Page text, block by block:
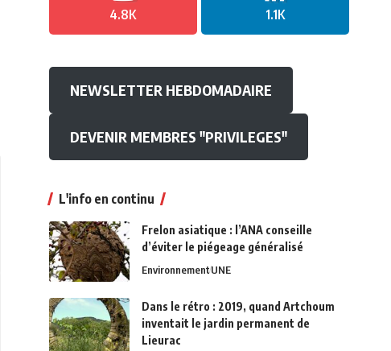
4.8K 1.1K
NEWSLETTER HEBDOMADAIRE
DEVENIR MEMBRES "PRIVILEGES"
L'info en continu
Frelon asiatique : l’ANA conseille
d’éviter le piégeage généralisé
EnvironnementUNE
Dans le rétro : 2019, quand Artchoum
inventait le jardin permanent de
Lieurac